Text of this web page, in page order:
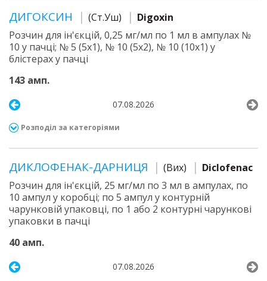
ДИГОКСИН (Ст.Уш)
Digoxin
Розчин для ін'єкцій, 0,25 мг/мл по 1 мл в ампулах №
10 у пачці; № 5 (5х1), № 10 (5х2), № 10 (10х1) у
блістерах у пачці
143 амп.
07.08.2026
Розподіл за категоріями
ДИКЛОФЕНАК-ДАРНИЦЯ (Вих)
Diclofenac
Розчин для ін'єкцій, 25 мг/мл по 3 мл в ампулах, по
10 ампул у коробці; по 5 ампул у контурній
чарунковій упаковці, по 1 або 2 контурні чарункові
упаковки в пачці
40 амп.
07.08.2026